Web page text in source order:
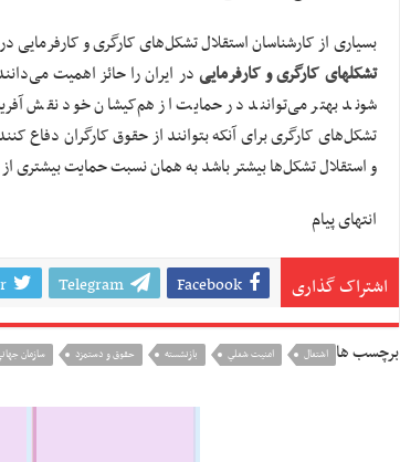
بسیاری از کارشناسان استقلال تشکل‌های کارگری و کارفرمایی
تشکلهای کارگری و کارفرماییدر ایران را حائز اهمیت
شوند بهتر می‌توانند در حمایت از هم‌کیشان خود نقش
تشکل‌های کارگری برای آنکه بتوانند از حقوق کارگران دفاع
و استقلال تشکل‌ها بیشتر باشد به همان نسبت حمایت
انتهای پیام
اشتراک گذاری Facebook
Telegram
برچسب ها اشتغال امنيت شغلي بازنشسته حقوق و دستمزد سازمان